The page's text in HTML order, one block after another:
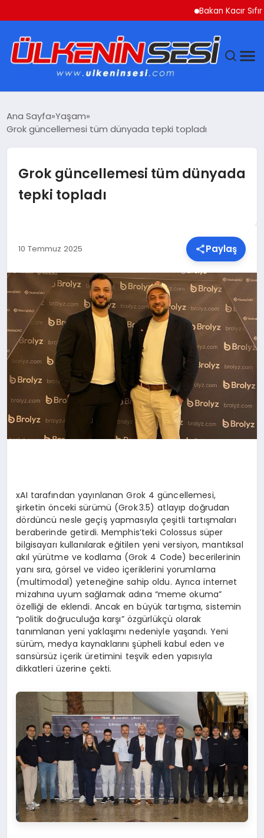
Bakan Kacır Sıfır
EKONOMI
GÜNDEM
MAGAZIN
SPOR
TEKNOLOJI
MALATYA HABERLERI
Ana Sayfa Yaşam
Grok güncellemesi tüm dünyada tepki topladı
Grok güncellemesi tüm dünyada
tepki topladı
10 Temmuz 2025 Paylaş
xAI tarafından yayınlanan Grok 4 güncellemesi,
şirketin önceki sürümü (Grok 3.5) atlayıp doğrudan
dördüncü nesle geçiş yapmasıyla çeşitli tartışmaları
beraberinde getirdi. Memphis’teki Colossus süper
bilgisayarı kullanılarak eğitilen yeni versiyon, mantıksal
akıl yürütme ve kodlama (Grok 4 Code) becerilerinin
yanı sıra, görsel ve video içeriklerini yorumlama
(multimodal) yeteneğine sahip oldu. Ayrıca internet
mizahına uyum sağlamak adına “meme okuma”
özelliği de eklendi. Ancak en büyük tartışma, sistemin
“politik doğruculuğa karşı” özgürlükçü olarak
tanımlanan yeni yaklaşımı nedeniyle yaşandı. Yeni
sürüm, medya kaynaklarını şüpheli kabul eden ve
sansürsüz içerik üretimini teşvik eden yapısıyla
dikkatleri üzerine çekti.